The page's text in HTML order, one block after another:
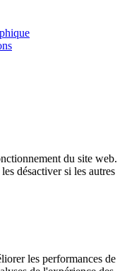
du site web.
désactiver si les autres
les performances de